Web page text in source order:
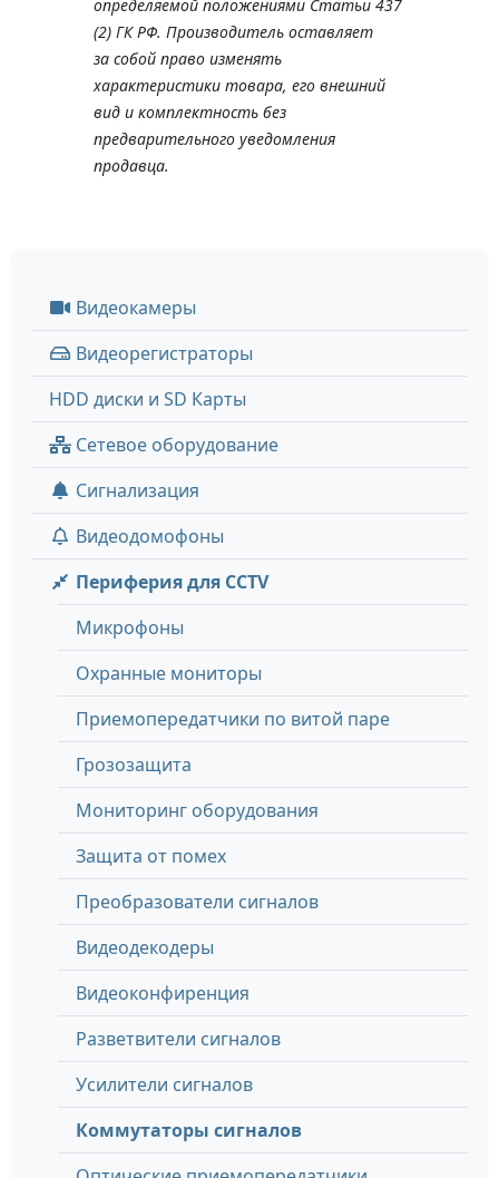
определяемой положениями Статьи 437
(2) ГК РФ. Производитель оставляет
за собой право изменять
характеристики товара, его внешний
вид и комплектность без
предварительного уведомления
продавца.
Видеокамеры
Видеорегистраторы
HDD диски и SD Карты
Сетевое оборудование
Сигнализация
Видеодомофоны
Периферия для CCTV
Микрофоны
Охранные мониторы
Приемопередатчики по витой паре
Грозозащита
Мониторинг оборудования
Защита от помех
Преобразователи сигналов
Видеодекодеры
Видеоконфиренция
Разветвители сигналов
Усилители сигналов
Коммутаторы сигналов